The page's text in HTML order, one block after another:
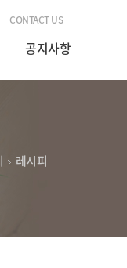
CONTACT US
공지사항
레시피